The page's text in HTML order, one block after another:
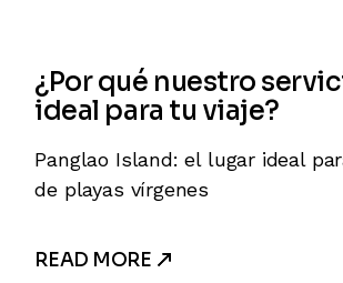
¿Por qué nuestro
ideal para tu viaje?
Panglao Island: el lugar ideal
de playas vírgenes
READ MORE